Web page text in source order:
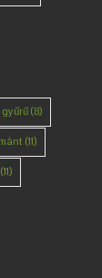
(8)
(11)